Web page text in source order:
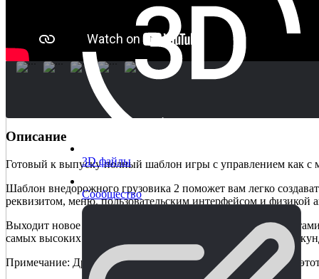
3D файлы
Сообщество
Описание
Готовый к выпуску полный шаблон игры с управлением как с
Шаблон внедорожного грузовика 2 поможет вам легко
реквизитом, меню, пользовательским интерфейсом и физикой
Выходит новое обновление с новыми графическими
самых высоких настройках со стабильными 60 кадрами в
Примечание: Другие 4 грузовика (на видео) не включены в